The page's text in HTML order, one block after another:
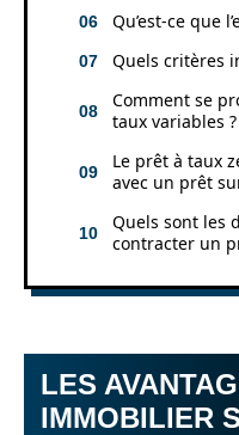
Qu’est-ce que
Quels critères
Comment se
taux variables ?
Le prêt à taux
avec un prêt
Quels sont les
contracter un
LES
IMMOBILIER